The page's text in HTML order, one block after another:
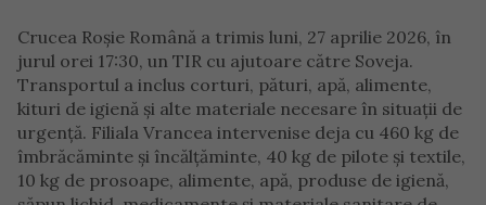
Crucea Roșie Română a trimis luni, 27 aprilie 2026, în
jurul orei 17:30, un TIR cu ajutoare către Soveja.
Transportul a inclus corturi, pături, apă, alimente,
kituri de igienă și alte materiale necesare în situații de
urgență. Filiala Vrancea intervenise deja cu 460 kg de
îmbrăcăminte și încălțăminte, 40 kg de pilote și textile,
10 kg de prosoape, alimente, apă, produse de igienă,